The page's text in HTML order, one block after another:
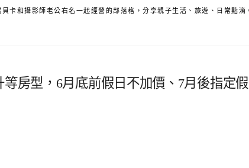
貝卡和攝影師老公右名一起經營的部落格，分享親子生活、旅遊、日常點滴
房型，6月底前假日不加價、7月後指定假